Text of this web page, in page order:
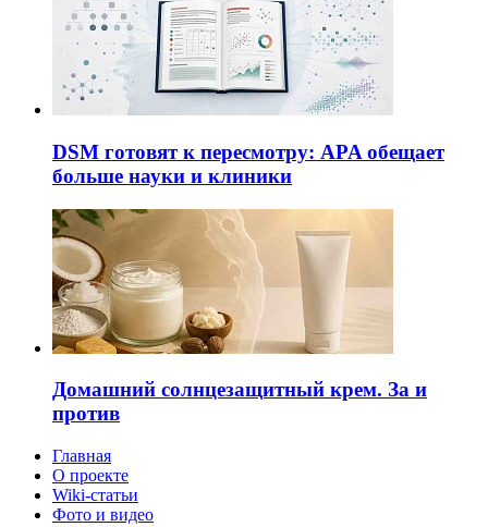
DSM готовят к пересмотру: APA обещает
больше науки и клиники
Домашний солнцезащитный крем. За и
против
Главная
О проекте
Wiki-статьи
Фото и видео